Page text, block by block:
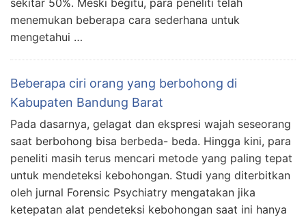
sekitar 50%. Meski begitu, para peneliti telah
menemukan beberapa cara sederhana untuk
mengetahui …
Beberapa ciri orang yang berbohong di
Kabupaten Bandung Barat
Pada dasarnya, gelagat dan ekspresi wajah seseorang
saat berbohong bisa berbeda- beda. Hingga kini, para
peneliti masih terus mencari metode yang paling tepat
untuk mendeteksi kebohongan. Studi yang diterbitkan
oleh jurnal Forensic Psychiatry mengatakan jika
ketepatan alat pendeteksi kebohongan saat ini hanya